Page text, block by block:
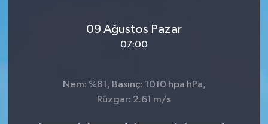
09 Ağustos Pazar
07:00
Nem: %81, Basınç: 1010 hpa hPa,
Rüzgar: 2.61 m/s